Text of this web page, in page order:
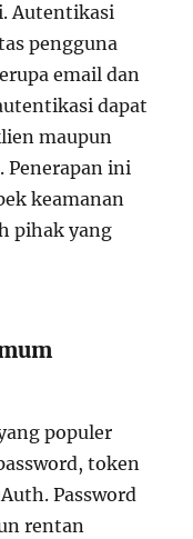
Autentikasi
pengguna
email dan
dapat
maupun
Penerapan ini
keamanan
pihak yang
populer
token
Password
rentan